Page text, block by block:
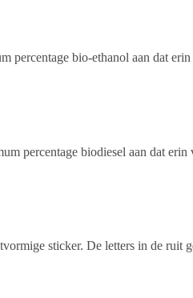
percentage bio-ethanol aan dat
percentage biodiesel aan dat
sticker. De letters in de ruit